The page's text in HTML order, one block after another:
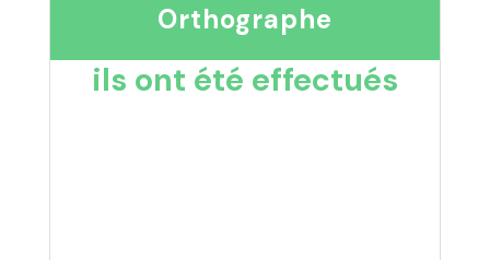
Orthographe
ils ont été effectués